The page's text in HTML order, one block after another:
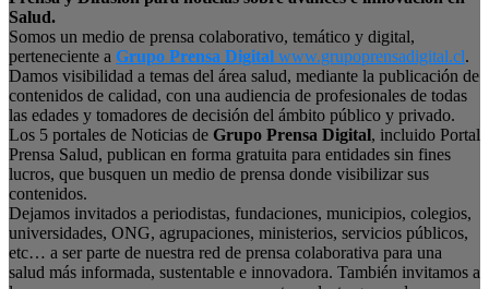
Salud.
Somos un medio de prensa colaborativo, temático y digital,
perteneciente a Grupo Prensa Digital www.grupoprensadigital.cl.
Damos visibilidad a temas del área salud, mediante la publicación de
contenidos de calidad, con una audiencia de profesionales de todas
las edades y tomadores de decisión del ámbito público y privado.
Los 5 portales de Noticias de Grupo Prensa Digital, incluido Portal
Prensa Salud, publican en forma gratuita para entidades sin fines
lucros, que busquen un medio de prensa donde visibilizar sus
contenidos.
Dejamos invitados a periodistas, fundaciones, municipios, colegios,
universidades, ONG, agrupaciones, ministerios, servicios públicos,
etc… a ser parte de nuestra red de prensa colaborativa para una
salud más informada, sustentable e innovadora. También invitamos a